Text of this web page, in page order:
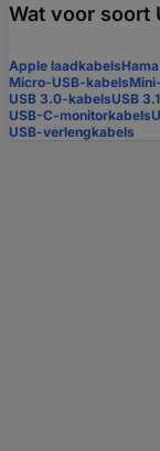
Wat voor soort
Apple laadkabels
Micro-USB-kabels
USB 3.0-kabelsUSB
USB-C-monitorkabels
USB-verlengkabels